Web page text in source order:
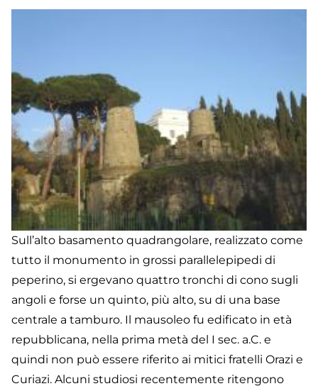
Sull’alto basamento quadrangolare, realizzato come
tutto il monumento in grossi parallelepipedi di
peperino, si ergevano quattro tronchi di cono sugli
angoli e forse un quinto, più alto, su di una base
centrale a tamburo. Il mausoleo fu edificato in età
repubblicana, nella prima metà del I sec. a.C. e
quindi non può essere riferito ai mitici fratelli Orazi e
Curiazi. Alcuni studiosi recentemente ritengono